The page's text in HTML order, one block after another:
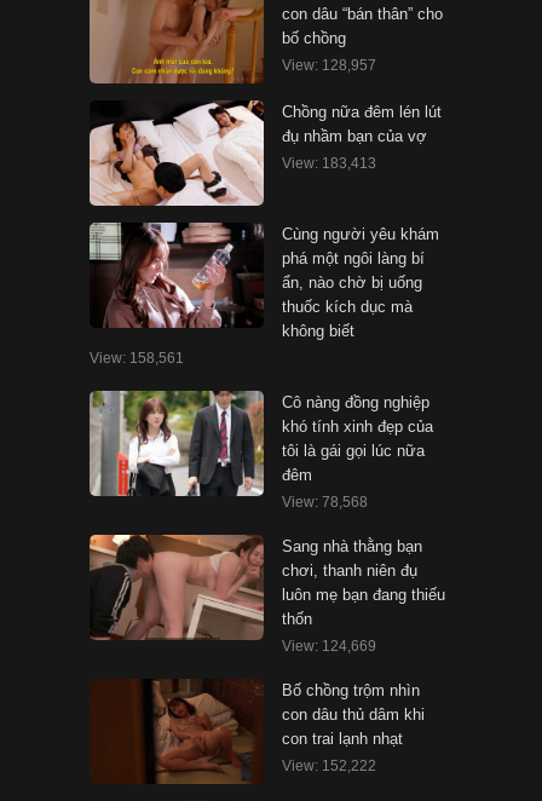
con dâu “bán thân” cho
bố chồng
View: 128,957
Chồng nữa đêm lén lút
đụ nhầm bạn của vợ
View: 183,413
Cùng người yêu khám
phá một ngôi làng bí
ẩn, nào chờ bị uống
thuốc kích dục mà
không biết
View: 158,561
Cô nàng đồng nghiệp
khó tính xinh đẹp của
tôi là gái gọi lúc nữa
đêm
View: 78,568
Sang nhà thằng bạn
chơi, thanh niên đụ
luôn mẹ bạn đang thiếu
thốn
View: 124,669
Bố chồng trộm nhìn
con dâu thủ dâm khi
con trai lạnh nhạt
View: 152,222